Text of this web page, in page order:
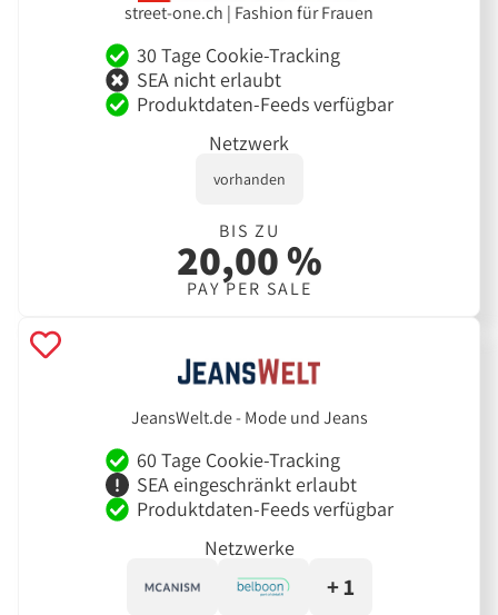
street-one.ch | Fashion für Frauen
30 Tage Cookie-Tracking
SEA nicht erlaubt
Produktdaten-Feeds verfügbar
Netzwerk
vorhanden
BIS ZU
20,00 %
PAY PER SALE
JeansWelt.de - Mode und Jeans
60 Tage Cookie-Tracking
SEA eingeschränkt erlaubt
Produktdaten-Feeds verfügbar
Netzwerke
+ 1